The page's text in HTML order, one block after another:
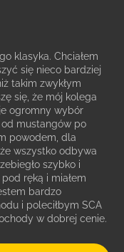
klasyka. Chciałem
się nieco bardziej
takim zwykłym
się, że mój kolega
ogromny wybór
mustangów po
powodem, dla
wszystko odbywa
szybko i
ręką i miałem
bardzo
i poleciłbym SCA
w dobrej cenie.